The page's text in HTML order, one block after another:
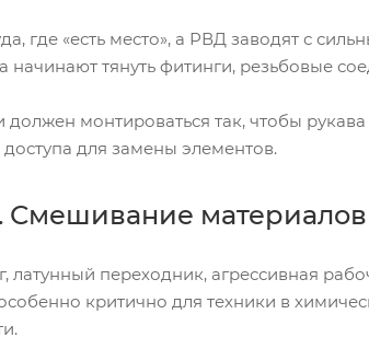
где «есть место», а РВД заводят с
начинают тянуть фитинги, резьбовые
должен монтироваться так, чтобы
для замены элементов.
материалов
латунный переходник, агрессивная
критично для техники в